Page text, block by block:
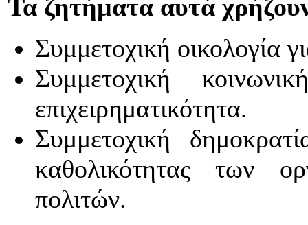
Τα ζητήματα αυτά
Συμμετοχική οικολογία
Συμμετοχική
επιχειρηματικότητα.
Συμμετοχική
καθολικότητας των
πολιτών.